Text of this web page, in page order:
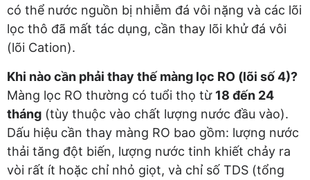
có thể nước nguồn bị nhiễm đá vôi nặng và các lõi
lọc thô đã mất tác dụng, cần thay lõi khử đá vôi
(lõi Cation).
Khi nào cần phải thay thế màng lọc RO (lõi số 4)?
Màng lọc RO thường có tuổi thọ từ 18 đến 24
tháng (tùy thuộc vào chất lượng nước đầu vào).
Dấu hiệu cần thay màng RO bao gồm: lượng nước
thải tăng đột biến, lượng nước tinh khiết chảy ra
vòi rất ít hoặc chỉ nhỏ giọt, và chỉ số TDS (tổng